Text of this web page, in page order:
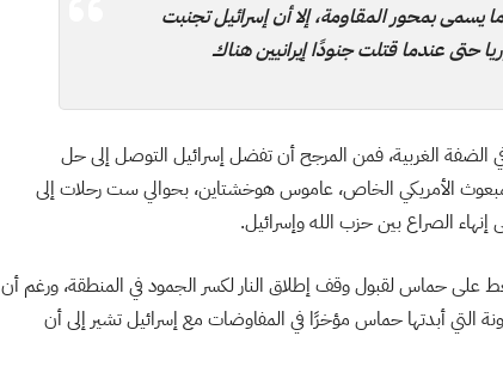
يسمى بمحور المقاومة، إلا أن إسرائيل تجنبت
حتى عندما قتلت جنودًا إيرانيين هناك
الضفة الغربية، فمن المرجح أن تفضل إسرائيل التوصل إلى حل
الأمريكي الخاص، عاموس هوخشتاين، بحوالي ست رحلات إلى
الصراع بين حزب الله وإسرائيل.
حماس لقبول وقف إطلاق النار لكسر الجمود في المنطقة، ورغم أن
التي أبدتها حماس مؤخرًا في المفاوضات مع إسرائيل تشير إلى أن